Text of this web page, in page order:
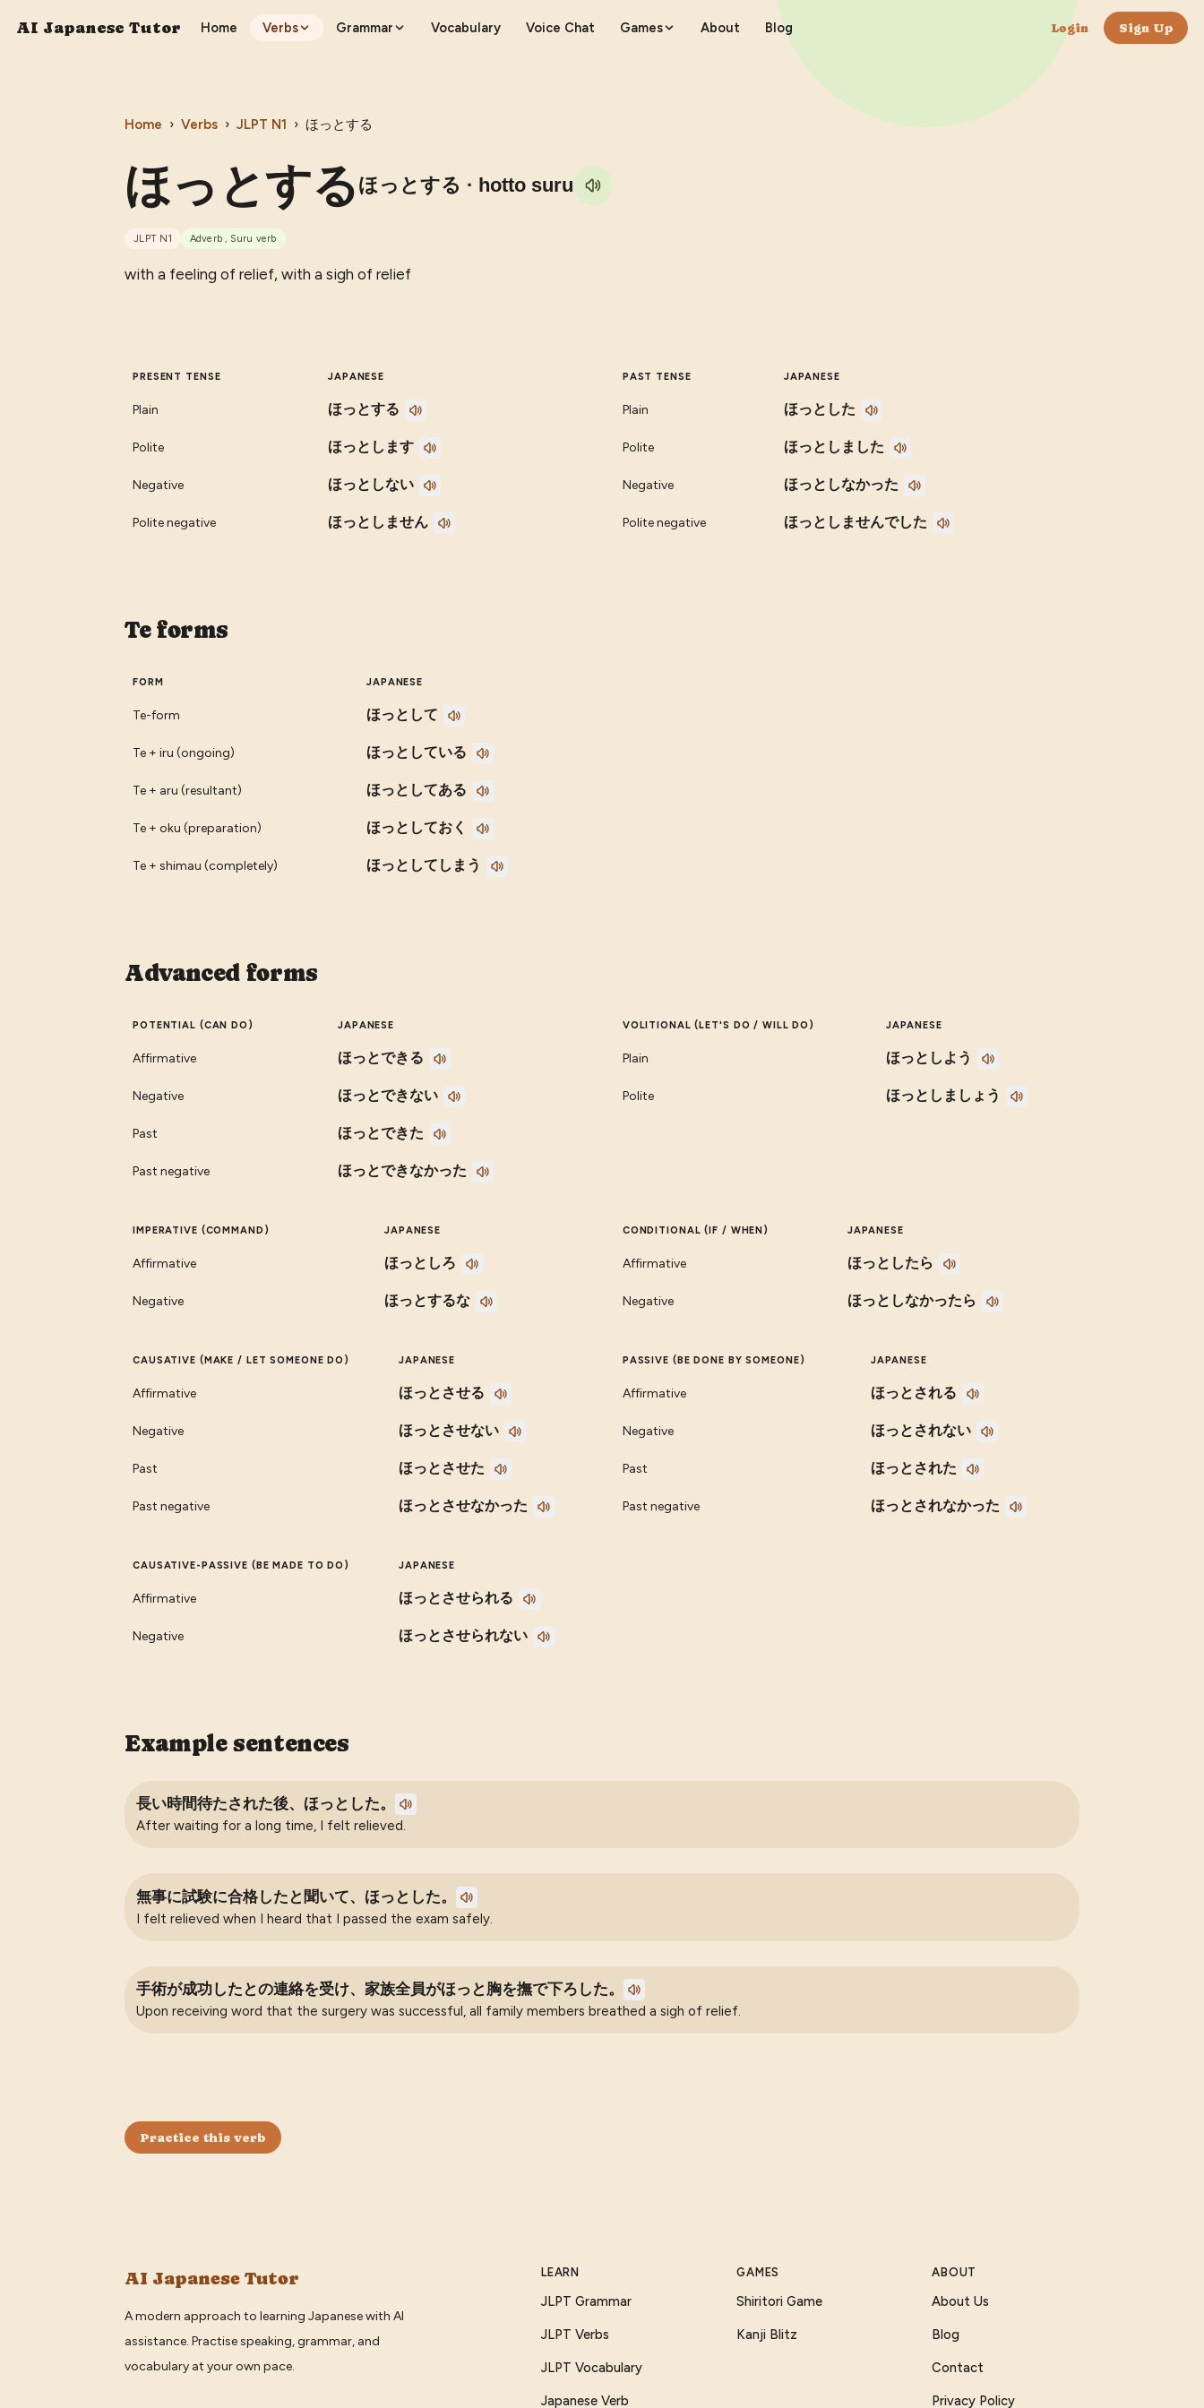
AI Japanese Tutor Home Verbs Grammar Vocabulary Voice Chat Games About Blog Login Sign Up
Home › Verbs › JLPT N1 › ほっとする
ほっとする ほっとする · hotto suru
JLPT N1 Adverb , Suru verb
with a feeling of relief, with a sigh of relief
PRESENT TENSE JAPANESE
Plain ほっとする
Polite ほっとします
Negative ほっとしない
Polite negative ほっとしません
PAST TENSE JAPANESE
Plain ほっとした
Polite ほっとしました
Negative ほっとしなかった
Polite negative ほっとしませんでした
Te forms
FORM JAPANESE
Te-form ほっとして
Te + iru (ongoing) ほっとしている
Te + aru (resultant) ほっとしてある
Te + oku (preparation) ほっとしておく
Te + shimau (completely) ほっとしてしまう
Advanced forms
POTENTIAL (CAN DO) JAPANESE
Affirmative ほっとできる
Negative ほっとできない
Past ほっとできた
Past negative ほっとできなかった
VOLITIONAL (LET'S DO / WILL DO) JAPANESE
Plain ほっとしよう
Polite ほっとしましょう
IMPERATIVE (COMMAND) JAPANESE
Affirmative ほっとしろ
Negative ほっとするな
CONDITIONAL (IF / WHEN) JAPANESE
Affirmative ほっとしたら
Negative ほっとしなかったら
CAUSATIVE (MAKE / LET SOMEONE DO) JAPANESE
Affirmative ほっとさせる
Negative ほっとさせない
Past ほっとさせた
Past negative ほっとさせなかった
PASSIVE (BE DONE BY SOMEONE) JAPANESE
Affirmative ほっとされる
Negative ほっとされない
Past ほっとされた
Past negative ほっとされなかった
CAUSATIVE-PASSIVE (BE MADE TO DO) JAPANESE
Affirmative ほっとさせられる
Negative ほっとさせられない
Example sentences
長い時間待たされた後、ほっとした。
After waiting for a long time, I felt relieved.
無事に試験に合格したと聞いて、ほっとした。
I felt relieved when I heard that I passed the exam safely.
手術が成功したとの連絡を受け、家族全員がほっと胸を撫で下ろした。
Upon receiving word that the surgery was successful, all family members breathed a sigh of relief.
Practice this verb
AI Japanese Tutor
A modern approach to learning Japanese with AI
assistance. Practise speaking, grammar, and
vocabulary at your own pace.
LEARN
JLPT Grammar
JLPT Verbs
JLPT Vocabulary
Japanese Verb
GAMES
Shiritori Game
Kanji Blitz
ABOUT
About Us
Blog
Contact
Privacy Policy